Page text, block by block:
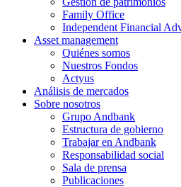
Family Office
Independent Financial
Asset management
Quiénes somos
Nuestros Fondos
Actyus
Análisis de mercados
Sobre nosotros
Grupo Andbank
Estructura de gobierno
Trabajar en Andbank
Responsabilidad social
Sala de prensa
Publicaciones